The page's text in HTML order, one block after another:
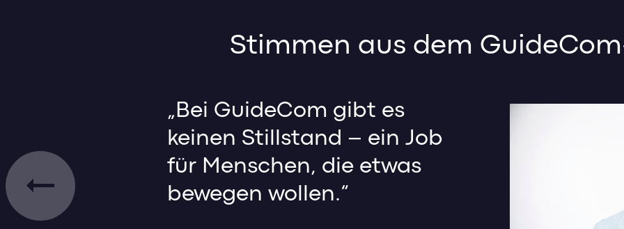
Stimmen aus dem
„Bei GuideCom gibt es
keinen Stillstand – ein Job
für Menschen, die etwas
bewegen wollen.“